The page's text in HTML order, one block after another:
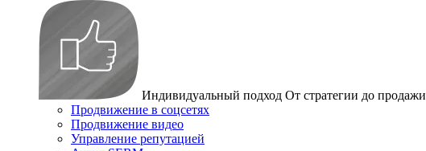
Индивидуальный подход От стратегии до продажи
Продвижение в соцсетях
Продвижение видео
Управление репутацией